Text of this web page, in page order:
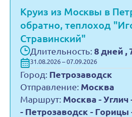
Круиз из Москвы в
обратно, теплоход
Стравинский"
Длительность: 8 дней ,
31.08.2026 – 07.09.2026
Город: Петрозаводск
Отправление: Москва
Маршрут: Москва - Углич
- Петрозаводск -